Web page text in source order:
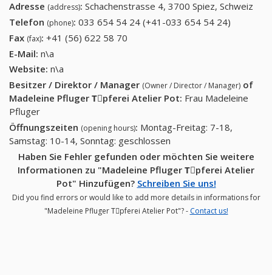
Adresse (address): Schachenstrasse 4, 3700 Spiez, Schweiz
Telefon (phone): 033 654 54 24 (+41-033 654 54 24)
Fax (fax): +41 (56) 622 58 70
E-Mail: n\a
Website: n\a
Besitzer / Direktor / Manager (Owner / Director / Manager) of
Madeleine Pfluger Tِpferei Atelier Pot: Frau Madeleine
Pfluger
Öffnungszeiten (opening hours): Montag-Freitag: 7-18,
Samstag: 10-14, Sonntag: geschlossen
Haben Sie Fehler gefunden oder möchten Sie weitere
Informationen zu "Madeleine Pfluger Tِpferei Atelier
Pot" Hinzufügen? Schreiben Sie uns!
Did you find errors or would like to add more details in informations for
"Madeleine Pfluger Tِpferei Atelier Pot"? - Contact us!